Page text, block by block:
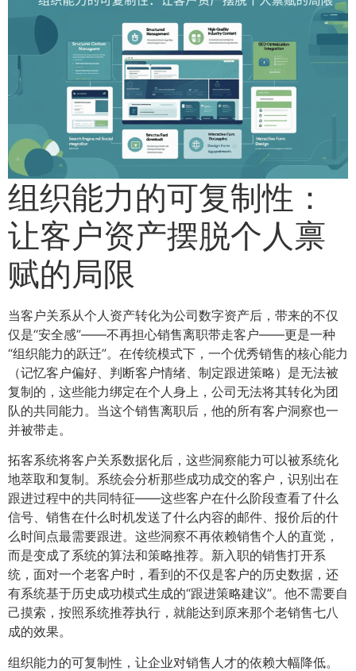
组织能力的可复制性：
让客户资产摆脱个人禀
赋的局限
当客户关系从个人资产转化为公司数字资产后，带来的不仅
仅是“安全感”——不再担心销售离职带走客户——更是一种
“组织能力的跃迁”。在传统模式下，一个优秀销售的核心能力
（记忆客户偏好、判断客户情绪、制定跟进策略）是无法被
复制的，这些能力绑定在个人身上，公司无法将其转化为团
队的共同能力。当这个销售离职后，他的所有客户洞察也一
并被带走。
拓客系统将客户关系数据化后，这些洞察能力可以被系统化
地萃取和复制。系统会分析那些成功成交的客户，识别出在
跟进过程中的共同特征——这些客户在什么阶段查看了什么
信号、销售在什么时机发送了什么内容的邮件、报价后的什
么时间点最需要跟进。这些洞察不再依赖销售个人的直觉，
而是变成了系统的算法和策略推荐。新入职的销售打开系
统，面对一个老客户时，看到的不仅是客户的历史数据，还
有系统基于历史成功模式生成的“跟进策略建议”。他不需要自
己摸索，按照系统推荐执行，就能达到原来那个老销售七八
成的效果。
组织能力的可复制性，让企业对销售人才的依赖大幅降低。